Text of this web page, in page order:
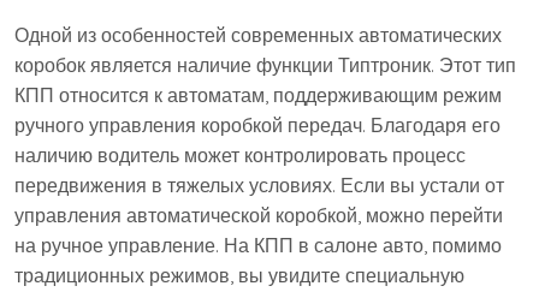
Одной из особенностей современных автоматических
коробок является наличие функции Типтроник. Этот тип
КПП относится к автоматам, поддерживающим режим
ручного управления коробкой передач. Благодаря его
наличию водитель может контролировать процесс
передвижения в тяжелых условиях. Если вы устали от
управления автоматической коробкой, можно перейти
на ручное управление. На КПП в салоне авто, помимо
традиционных режимов, вы увидите специальную